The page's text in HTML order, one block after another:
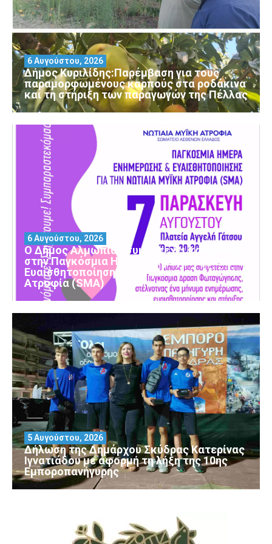
Δήμος Κυριλίδης:Παρέμβαση για τους
παραμορφωμένους καρπούς στα ροδάκινα
και τη στήριξη των παραγωγών της Πέλλας
6 Αυγούστου, 2026
Ο Δήμος Αλμωπίας συμμετέχει και φέτος
στην Παγκόσμια Ημέρα Ενημέρωσης και
Ευαισθητοποίησης για τη Νωτιαία Μυϊκή
Ατροφία (SMA)
6 Αυγούστου, 2026
Δήλωση της Δημάρχου Σκύδρας Κατερίνας
Ιγνατιάδου με αφορμή τη λήξη της 10ης
Εμποροπανήγυρης
5 Αυγούστου, 2026